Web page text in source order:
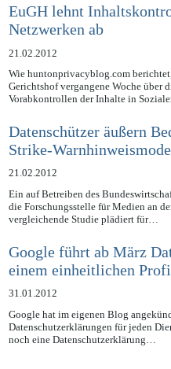
EuGH lehnt
Netzwerken ab
21.02.2012
Wie huntonprivacyblog.com berichtet,
Gerichtshof vergangene Woche über
Datenschützer äußern
Strike-Warnhinweismodell
21.02.2012
Ein auf Betreiben des
die Forschungsstelle für Medien an
Google führt ab März
einem einheitlichen Profil
31.01.2012
Google hat im eigenen Blog
Datenschutzerklärungen für jeden